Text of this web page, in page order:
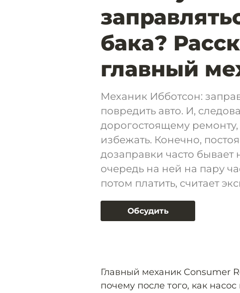
бака?
главный
Механик Ибботсон:
повредить авто. И,
дорогостоящему
избежать. Конечно,
дозаправки часто
очередь на ней на пару
потом платить, считает
Обсудить
Главный механик Consumer
почему после того, как